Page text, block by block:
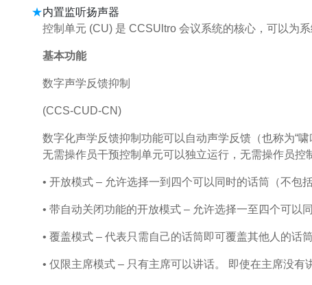
内置监听扬声器
控制单元 (CU) 是 CCSUltro 会议系统的核心，可以为
基本功能
数字声学反馈抑制
(CCS-CUD-CN)
数字化声学反馈抑制功能可以自动声学反馈（也称为“
无需操作员干预控制单元可以独立运行，无需操作员控
• 开放模式 – 允许选择一到四个可以同时的话筒（不包
• 带自动关闭功能的开放模式 – 允许选择一至四个可以
• 覆盖模式 – 代表只需自己的话筒即可覆盖其他人的话
• 仅限主席模式 – 只有主席可以讲话。 即使在主席没有